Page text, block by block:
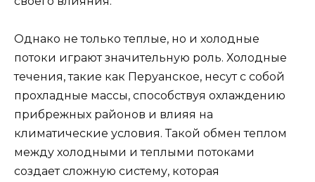
Однако не только теплые, но и холодные
потоки играют значительную роль. Холодные
течения, такие как Перуанское, несут с собой
прохладные массы, способствуя охлаждению
прибрежных районов и влияя на
климатические условия. Такой обмен теплом
между холодными и теплыми потоками
создает сложную систему, которая